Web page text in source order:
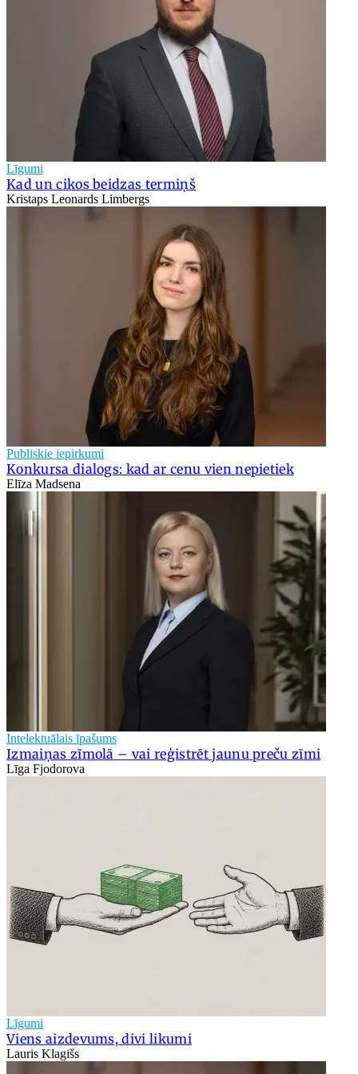
Līgumi
Kad un cikos beidzas termiņš
Kristaps Leonards Limbergs
Publiskie iepirkumi
Konkursa dialogs: kad ar cenu vien nepietiek
Elīza Madsena
Intelektuālais īpašums
Izmaiņas zīmolā – vai reģistrēt jaunu preču zīmi
Līga Fjodorova
Līgumi
Viens aizdevums, divi likumi
Lauris Klagišs